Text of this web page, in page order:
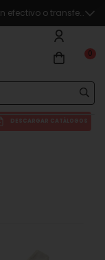
🔥5% OFF en compras superiores a $290.000 en efectivo o transferencia
0
DESCARGAR CATÁLOGOS